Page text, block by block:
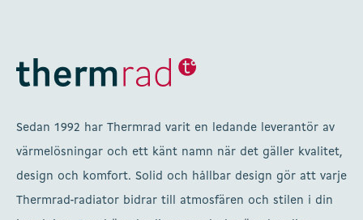
Sedan 1992 har Thermrad varit en ledande leverantör av
värmelösningar och ett känt namn när det gäller kvalitet,
design och komfort. Solid och hållbar design gör att varje
Thermrad-radiator bidrar till atmosfären och stilen i din